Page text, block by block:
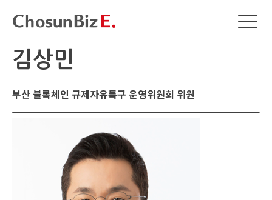
김상민
부산 블록체인 규제자유특구 운영위원회 위원